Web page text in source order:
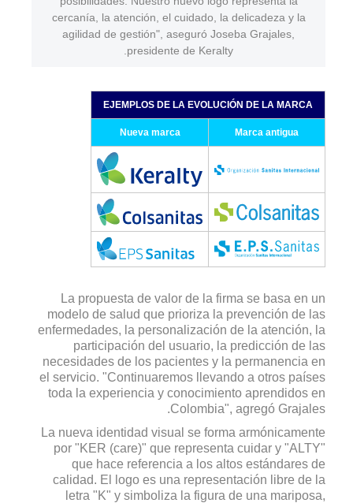
cercanía, la atención, el cuidado, la delicadeza y la
agilidad de gestión", aseguró Joseba Grajales,
presidente de Keralty.
EJEMPLOS DE LA EVOLUCIÓN DE LA MARCA
Marca antigua
Nueva marca
La propuesta de valor de la firma se basa en un
modelo de salud que prioriza la prevención de las
enfermedades, la personalización de la atención, la
participación del usuario, la predicción de las
necesidades de los pacientes y la permanencia en
el servicio. "Continuaremos llevando a otros países
toda la experiencia y conocimiento aprendidos en
Colombia", agregó Grajales.
La nueva identidad visual se forma armónicamente
por "KER (care)" que representa cuidar y "ALTY"
que hace referencia a los altos estándares de
calidad. El logo es una representación libre de la
letra "K" y simboliza la figura de una mariposa,